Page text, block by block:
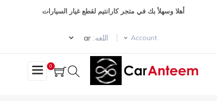
أهلا وسهلأ بك في متجر كارانتيم لقطع غيار السيارات
Account اللغه :
Select your language
0